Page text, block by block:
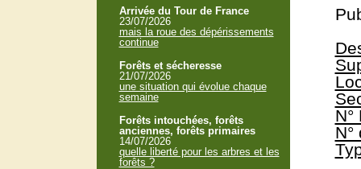
N°
N°
Arrivée du Tour de France
23/07/2026
mais la roue des dépérissements
continue
Forêts et sécheresse
21/07/2026
une situation qui évolue chaque
semaine
Forêts intouchées, forêts
anciennes, forêts primaires
14/07/2026
quelle liberté pour les arbres et les
forêts ?